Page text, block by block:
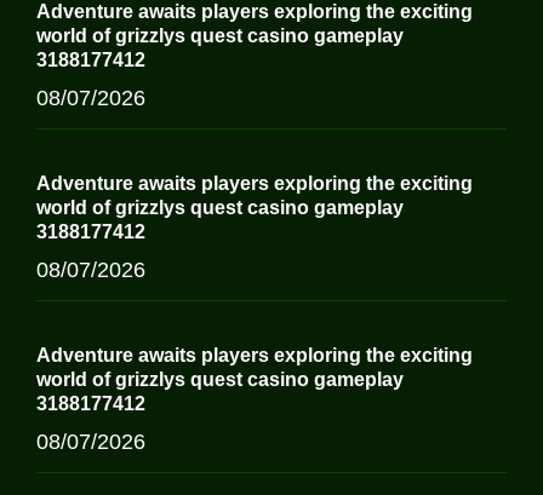
Adventure awaits players exploring the exciting
world of grizzlys quest casino gameplay
3188177412
08/07/2026
Adventure awaits players exploring the exciting
world of grizzlys quest casino gameplay
3188177412
08/07/2026
Adventure awaits players exploring the exciting
world of grizzlys quest casino gameplay
3188177412
08/07/2026